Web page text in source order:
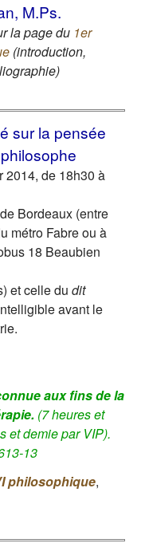
M.Ps.
la page du 1er
(introduction,
sur la pensée
2014, de 18h30 à
Bordeaux (entre
métro Fabre ou à
18 Beaubien
et celle du dit
avant le
aux fins de la
(7 heures et
et demie par VIP).
13
philosophique,